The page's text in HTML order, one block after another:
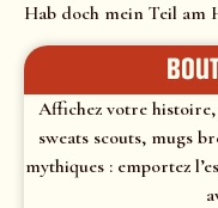
Hab doch mein Teil am
Affichez votre
sweats scouts, mugs
mythiques : emportez